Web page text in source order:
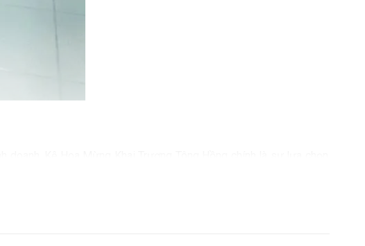
đấu, nỗ lực, và mong muốn về một tương lai tươi sáng. Sự tự